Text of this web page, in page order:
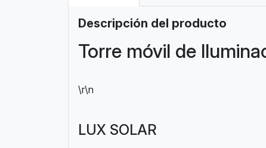
Descripción del producto
Torre móvil de
\r\n
LUX SOLAR